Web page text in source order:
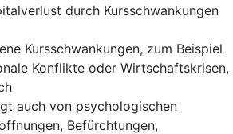
durch Kursschwankungen
Kursschwankungen, zum Beispiel
Konflikte oder Wirtschaftskrisen,
auch von psychologischen
Befürchtungen,